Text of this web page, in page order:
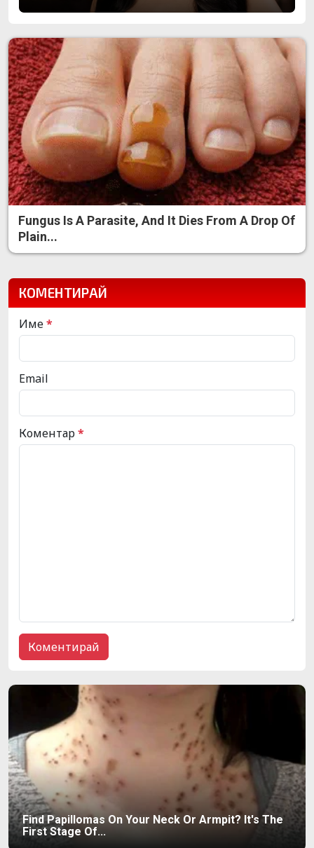
Fungus Is A Parasite, And It Dies From A Drop Of
Plain...
КОМЕНТИРАЙ
Име*
Email
Коментар*
Find Papillomas On Your Neck Or Armpit? It's The
First Stage Of...